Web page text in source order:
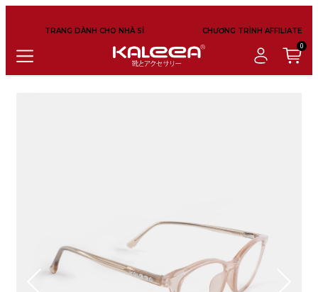
0
TRANG DÀNH CHO NHÀ SỈ CHƯƠNG TRÌNH AFFILIATE